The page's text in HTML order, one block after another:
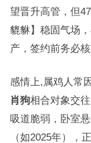
望晋升高管，但
貔貅】稳固气场
产，签约前务必核
感情上,属鸡人常
肖狗相合对象交
吸道脆弱，卧室
（如2025年），